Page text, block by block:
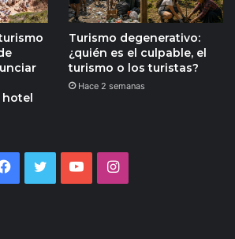
Turismo degenerativo:
¿quién es el culpable, el
turismo o los turistas?
Hace 2 semanas
Facebook
TwitterYouTubeInstagram